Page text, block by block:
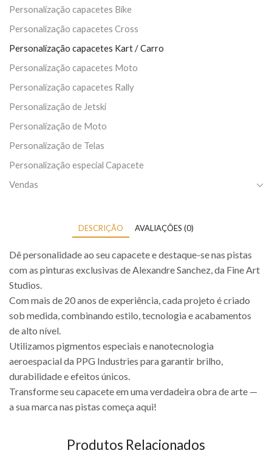
Personalização capacetes Bike
Personalização capacetes Cross
Personalização capacetes Kart / Carro
Personalização capacetes Moto
Personalização capacetes Rally
Personalização de Jetski
Personalização de Moto
Personalização de Telas
Personalização especial Capacete
Vendas
DESCRIÇÃO AVALIAÇÕES (0)
Dê personalidade ao seu capacete e destaque-se nas pistas
com as pinturas exclusivas de Alexandre Sanchez, da Fine Art
Studios.
Com mais de 20 anos de experiência, cada projeto é criado
sob medida, combinando estilo, tecnologia e acabamentos
de alto nível.
Utilizamos pigmentos especiais e nanotecnologia
aeroespacial da PPG Industries para garantir brilho,
durabilidade e efeitos únicos.
Transforme seu capacete em uma verdadeira obra de arte —
a sua marca nas pistas começa aqui!
Produtos Relacionados